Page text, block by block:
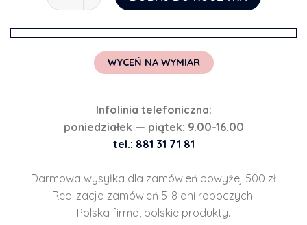
WYCEŃ NA WYMIAR
Infolinia telefoniczna:
poniedziałek — piątek: 9.00-16.00
tel.: 881 31 71 81
Darmowa wysyłka dla zamówień powyżej 500 zł
Realizacja zamówień 5-8 dni roboczych.
Polska firma, polskie produkty.